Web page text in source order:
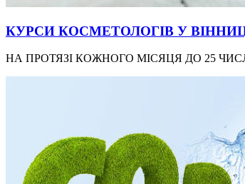
КУРСИ КОСМЕТОЛОГІВ У
НА ПРОТЯЗІ КОЖНОГО МІСЯЦЯ ДО 25